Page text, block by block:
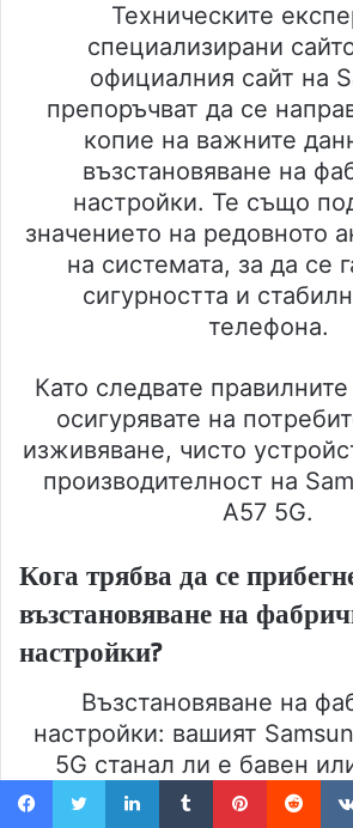
Техническите
специализирани
официалния сайт на
препоръчват да се
копие на важните
възстановяване на
настройки. Те също
значението на редовното
на системата, за да се
сигурността и
телефона.
Като следвате
осигурявате на
изживяване, чисто
производителност на
A57 5G.
Кога трябва да се
възстановяване на
настройки?
Възстановяване на
настройки: вашият
5G станал ли е бавен
повтарящи се системни